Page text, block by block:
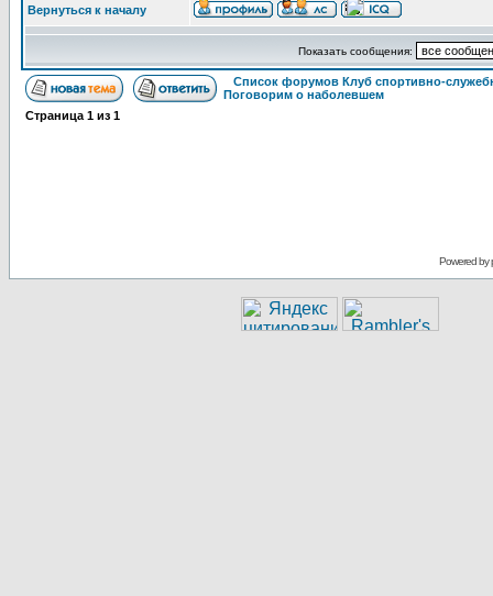
Вернуться к началу
Показать сообщения:
Список форумов Клуб спортивно-
Поговорим о наболевшем
Страница 1 из 1
Powered by